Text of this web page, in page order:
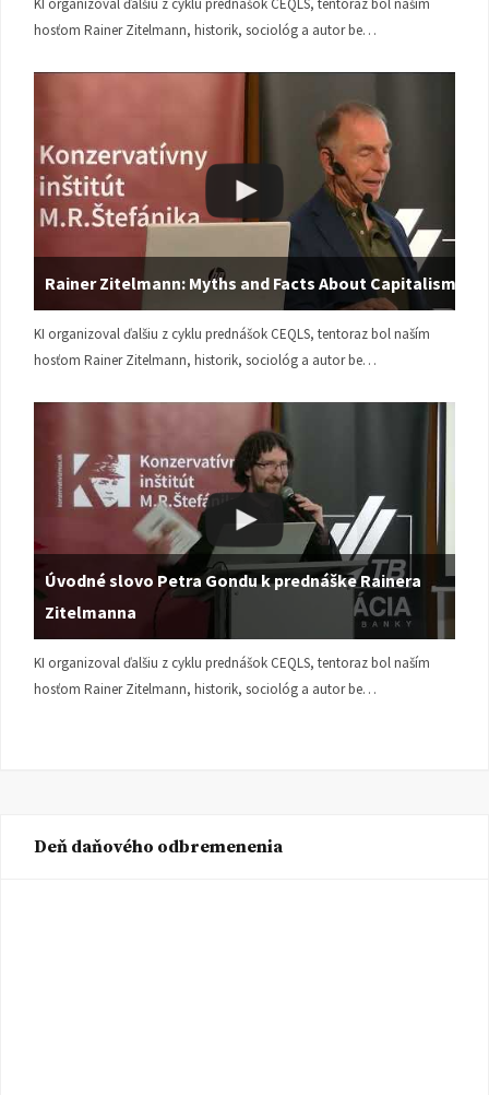
KI organizoval ďalšiu z cyklu prednášok CEQLS, tentoraz bol naším
hosťom Rainer Zitelmann, historik, sociológ a autor be…
Rainer Zitelmann: Myths and Facts About Capitalism
KI organizoval ďalšiu z cyklu prednášok CEQLS, tentoraz bol naším
hosťom Rainer Zitelmann, historik, sociológ a autor be…
Úvodné slovo Petra Gondu k prednáške Rainera
Zitelmanna
KI organizoval ďalšiu z cyklu prednášok CEQLS, tentoraz bol naším
hosťom Rainer Zitelmann, historik, sociológ a autor be…
Deň daňového odbremenenia